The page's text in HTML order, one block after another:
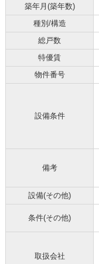
築年月(築年数)
種別/構造
総戸数
特優賃
物件番号
設備条件
備考
設備(その他)
条件(その他)
取扱会社